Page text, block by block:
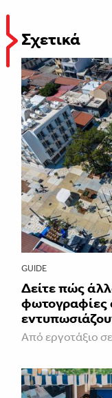
Σχετικά
GUIDE
Δείτε πώς
Από εργοτάξιο